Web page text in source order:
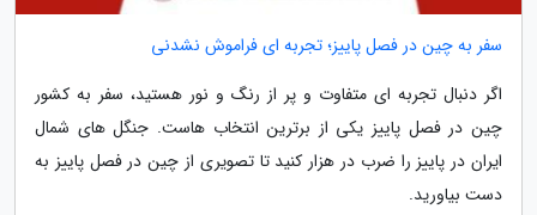
سفر به چین در فصل پاییز؛ تجربه ای فراموش نشدنی
اگر دنبال تجربه ای متفاوت و پر از رنگ و نور هستید، سفر به کشور
چین در فصل پاییز یکی از برترین انتخاب هاست. جنگل های شمال
ایران در پاییز را ضرب در هزار کنید تا تصویری از چین در فصل پاییز به
دست بیاورید.